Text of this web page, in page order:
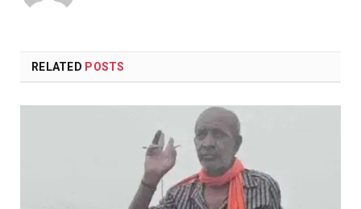
RELATED POSTS